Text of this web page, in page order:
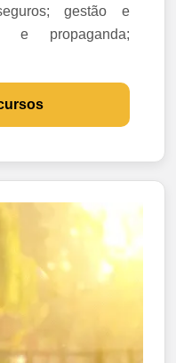
gestão e
e propaganda;